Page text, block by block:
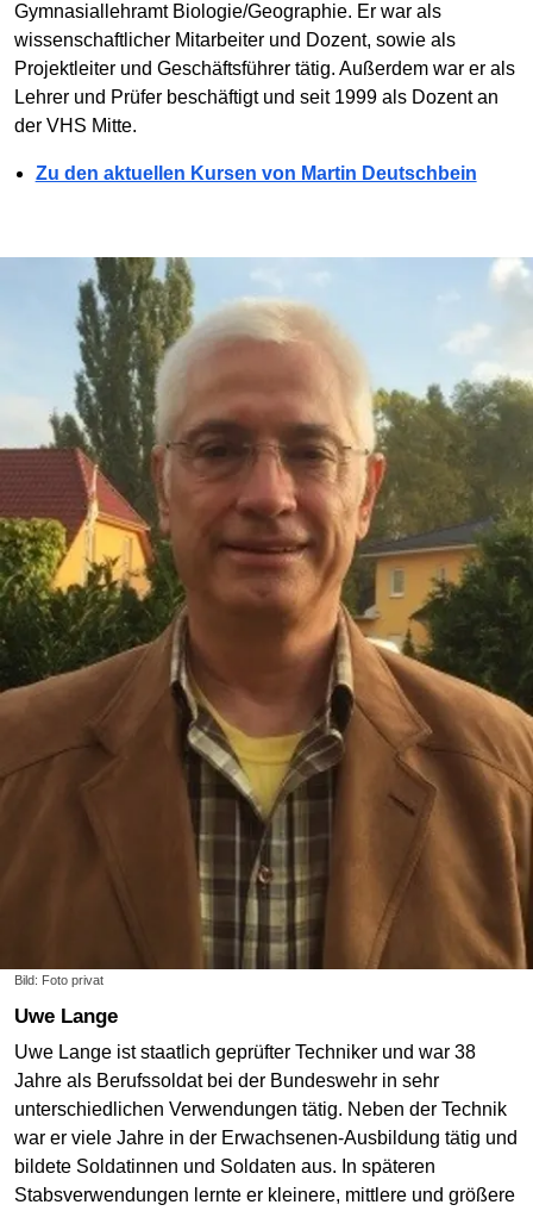
Gymnasiallehramt Biologie/Geographie. Er war als
wissenschaftlicher Mitarbeiter und Dozent, sowie als
Projektleiter und Geschäftsführer tätig. Außerdem war er als
Lehrer und Prüfer beschäftigt und seit 1999 als Dozent an
der VHS Mitte.
Zu den aktuellen Kursen von Martin Deutschbein
Bild: Foto privat
Uwe Lange
Uwe Lange ist staatlich geprüfter Techniker und war 38
Jahre als Berufssoldat bei der Bundeswehr in sehr
unterschiedlichen Verwendungen tätig. Neben der Technik
war er viele Jahre in der Erwachsenen-Ausbildung tätig und
bildete Soldatinnen und Soldaten aus. In späteren
Stabsverwendungen lernte er kleinere, mittlere und größere